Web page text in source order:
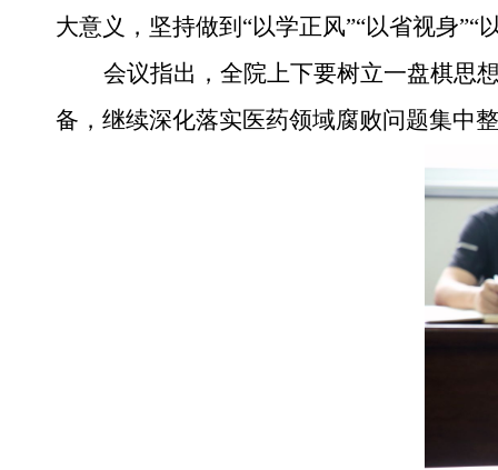
大意义，坚持做到“以学正风”“以省视身
会议指出，全院上下要树立一盘棋思
备，继续深化落实医药领域腐败问题集中